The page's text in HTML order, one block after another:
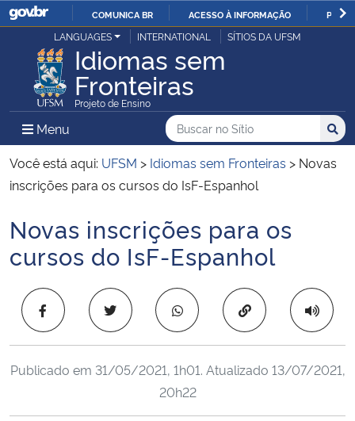
IR
PARA
O
COMUNICA BR ACESSO À INFORMAÇÃO
Ministério da Justiça e Segurança Pública
Ministério da Defesa
Ministério das Relações Exteriores
Ministério da Infraestrutura
Ministério da Educação
Ministério da Cidadania
LANGUAGES INTERNATIONAL SÍTIOS DA UFSM
Idiomas sem
Fronteiras
Projeto de Ensino
Menu Menu Principal do Sítio
Busca
Buscar no no Sítio
Busca:
Você está aqui: UFSM > Idiomas sem Fronteiras > Novas
inscrições para os cursos do IsF-Espanhol
Início do conteúdo
Novas inscrições para os
cursos do IsF-Espanhol
Copiar para área
Publicado em 31/05/2021, 1h01. Atualizado 13/07/2021,
20h22